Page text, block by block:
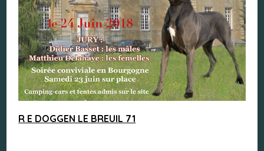
R E DOGGEN LE BREUIL 71